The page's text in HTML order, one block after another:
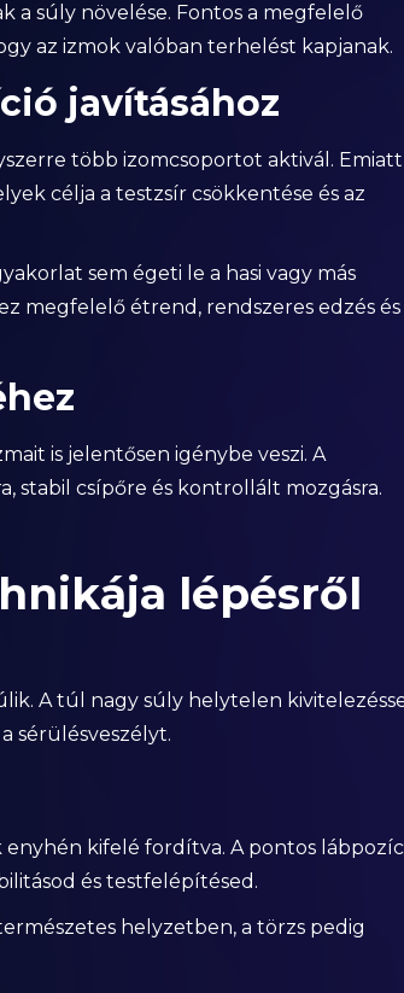
a súly növelése. Fontos a megfelelő
az izmok valóban terhelést kapjanak.
javításához
több izomcsoportot aktivál. Emiatt
célja a testzsír csökkentése és az
sem égeti le a hasi vagy más
megfelelő étrend, rendszeres edzés és
is jelentősen igénybe veszi. A
stabil csípőre és kontrollált mozgásra.
lépésről
A túl nagy súly helytelen
sérülésveszélyt.
kifelé fordítva. A pontos
és testfelépítésed.
helyzetben, a törzs pedig